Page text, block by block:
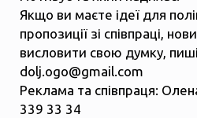
Якщо ви маєте ідеї для
пропозиції зі співпраці,
висловити свою думку,
dolj.ogo@gmail.com
Реклама та співпраця:
339 33 34